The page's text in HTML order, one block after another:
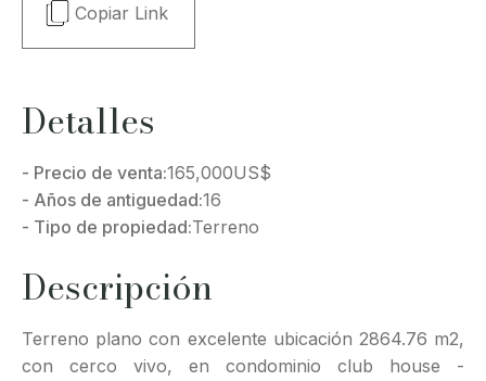
Copiar Link
Detalles
- Precio de venta:165,000US$
- Años de antiguedad:16
- Tipo de propiedad:Terreno
Descripción
Terreno plano con excelente ubicación 2864.76 m2,
con cerco vivo, en condominio club house -